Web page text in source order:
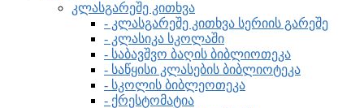
კლასგარეშე კითხვა
- კლასგარეშე კითხვა სერიის გარეშე
- კლასიკა სკოლაში
- საბავშვო ბაღის ბიბლიოთეკა
- საწყისი კლასების ბიბლიოტეკა
- სკოლის ბიბლეოთეკა
- ქრესტომატია